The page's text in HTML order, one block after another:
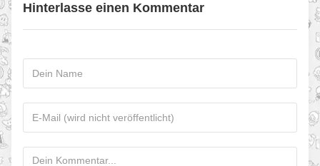
Hinterlasse einen Kommentar